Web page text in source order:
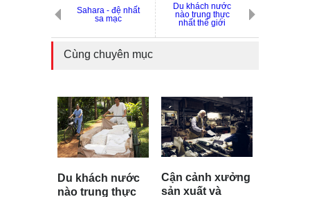
Sahara - đệ nhất
sa mạc
Du khách nước
nào trung thực
nhất thế giới
Cùng chuyên mục
Du khách nước
nào trung thực
Cận cảnh xưởng
sản xuất và